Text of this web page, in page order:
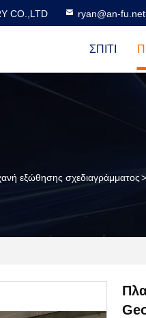
CO.,LTD ryan@an-fu.net
ΣΠΊΤΙ
εξώθησης σχεδιαγράμματος>